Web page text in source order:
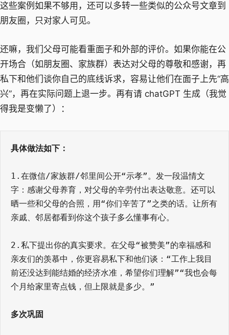
这些案例如果不够用，还可以多转一些类似的公众号文章到
朋友圈，只对家人可见。
还嘛，我们父母可能看重面子和外部的评价。如果你能在公
开场合（如朋友圈、家族群）表达对父母的尊敬和感谢，再
私下和他们谈你自己的底线诉求，容易让他们在面子上先“高
兴”，再在实际问题上退一步。再有请 chatGPT 生成（我觉
得我是变懒了）：
具体做法如下：
1.在微信/家族群/邻里间公开“示孝”。发一段温情文
字：感谢父母养育，对父母的辛劳付出表达敬意。还可以
晒一些和父母的合照，用“你们辛苦了”之类的话。让所有
亲戚、邻居都看到你这个孩子多么懂事有心。
2.私下提出你的真实要求。在父母“被赞美”的幸福感和
亲友们的羡慕中，你更容易私下和他们谈：“工作上我目
前还没达到能结婚的经济水准，希望你们理解”“我也会每
个月给家里寄点钱，但上限就是多少。”
多次巩固